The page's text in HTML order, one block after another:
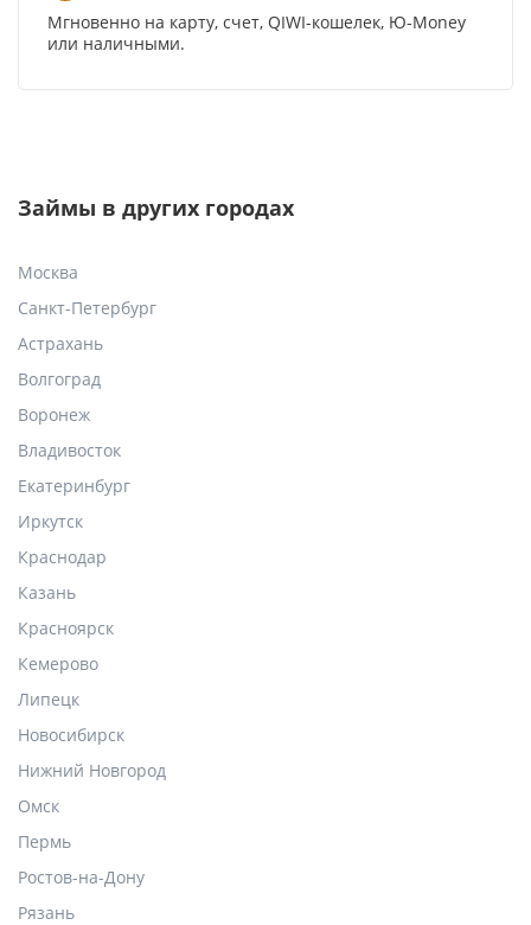
Мгновенно на карту, счет, QIWI-кошелек, Ю-Money
или наличными.
Займы в других городах
Москва
Санкт-Петербург
Астрахань
Волгоград
Воронеж
Владивосток
Екатеринбург
Иркутск
Краснодар
Казань
Красноярск
Кемерово
Липецк
Новосибирск
Нижний Новгород
Омск
Пермь
Ростов-на-Дону
Рязань